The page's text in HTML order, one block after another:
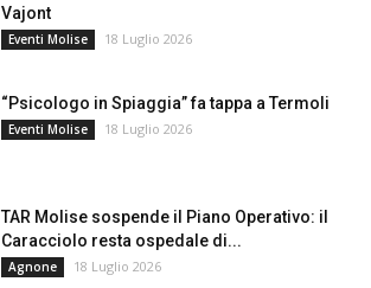
Vajont
Eventi Molise 18 Luglio 2026
“Psicologo in Spiaggia” fa tappa a Termoli
Eventi Molise 18 Luglio 2026
TAR Molise sospende il Piano Operativo: il
Caracciolo resta ospedale di...
Agnone 18 Luglio 2026